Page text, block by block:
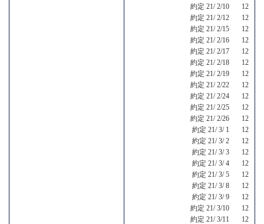
約定 21/ 2/10 12
約定 21/ 2/12 12
約定 21/ 2/15 12
約定 21/ 2/16 12
約定 21/ 2/17 12
約定 21/ 2/18 12
約定 21/ 2/19 12
約定 21/ 2/22 12
約定 21/ 2/24 12
約定 21/ 2/25 12
約定 21/ 2/26 12
約定 21/ 3/ 1 12
約定 21/ 3/ 2 12
約定 21/ 3/ 3 12
約定 21/ 3/ 4 12
約定 21/ 3/ 5 12
約定 21/ 3/ 8 12
約定 21/ 3/ 9 12
約定 21/ 3/10 12
約定 21/ 3/11 12